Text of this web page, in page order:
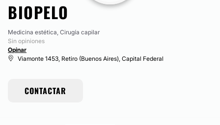
BIOPELO
Medicina estética, Cirugía capilar
Sin opiniones
Opinar
Viamonte 1453, Retiro (Buenos Aires), Capital Federal
CONTACTAR